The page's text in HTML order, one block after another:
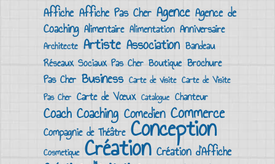
Affiche Affiche Pas Cher Agence Agence de
Coaching Alimentaire Alimentation Anniversaire
Architecte Artiste Association Bandeau
Réseaux Sociaux Pas Cher Boutique Brochure
Pas Cher Business Carte de visite Carte de Visite
Pas Cher Carte de Vœux Catalogue Chanteur
Coach Coaching Comedien Commerce
Compagnie de Théâtre Conception
Cosmetique Création Création d'Affiche